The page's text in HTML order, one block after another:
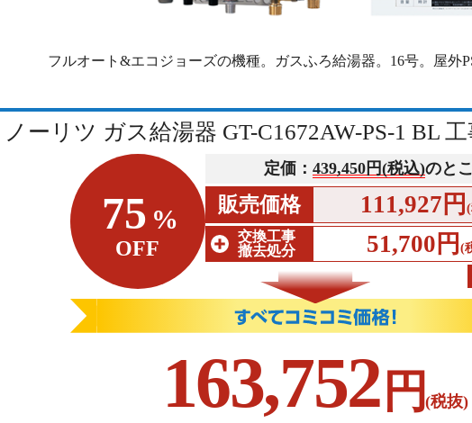
フルオート&エコジョーズの機種。ガスふろ給湯器。16号。屋外
ノーリツ ガス給湯器 GT-C1672AW-PS-1 BL
75 %
OFF
定価： 439,450円(税込)のと
販売価格 111,927円
交換工事
撤去処分
51,700円(
163,752 円(税抜)